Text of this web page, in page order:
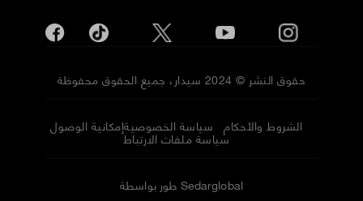
حقوق النشر © 2024 سيدار، جميع الحقوق محفوظة
إمكانية الوصولسياسة الخصوصية الشروط والأحكام
سياسة ملفات الارتباط
طور بواسطة Sedarglobal